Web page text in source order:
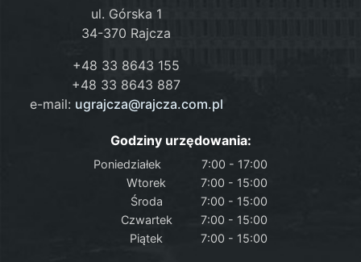
ul. Górska 1
34-370 Rajcza
+48 33 8643 155
+48 33 8643 887
e-mail: ugrajcza@rajcza.com.pl
Godziny urzędowania:
Poniedziałek
7:00 - 17:00
Wtorek
7:00 - 15:00
Środa
7:00 - 15:00
Czwartek
7:00 - 15:00
Piątek
7:00 - 15:00